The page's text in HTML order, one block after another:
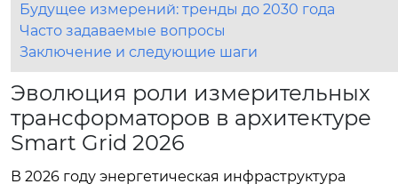
Будущее измерений: тренды до 2030 года
Часто задаваемые вопросы
Заключение и следующие шаги
Эволюция роли измерительных
трансформаторов в архитектуре
Smart Grid 2026
В 2026 году энергетическая инфраструктура